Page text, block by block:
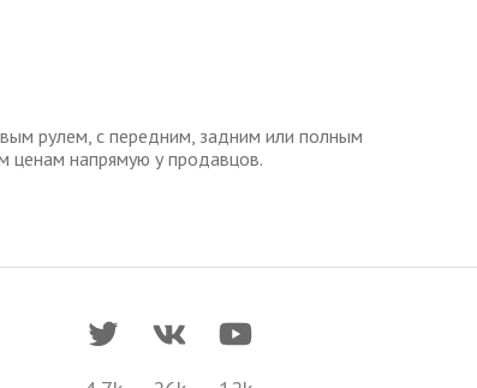
рулем, с передним, задним или полным
напрямую у продавцов.